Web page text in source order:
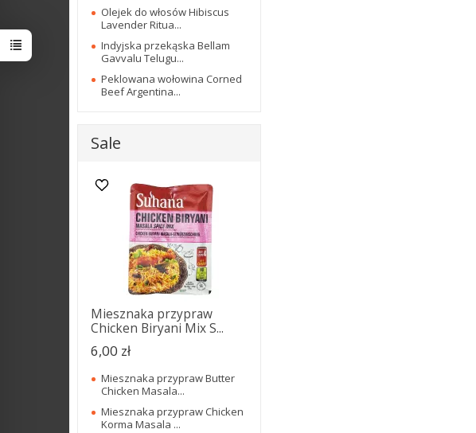
Olejek do włosów Hibiscus
Lavender Ritua...
Indyjska przekąska Bellam
Gavvalu Telugu...
Peklowana wołowina Corned
Beef Argentina...
Sale
Miesznaka przypraw
Chicken Biryani Mix S...
6,00 zł
Miesznaka przypraw Butter
Chicken Masala...
Miesznaka przypraw Chicken
Korma Masala ...